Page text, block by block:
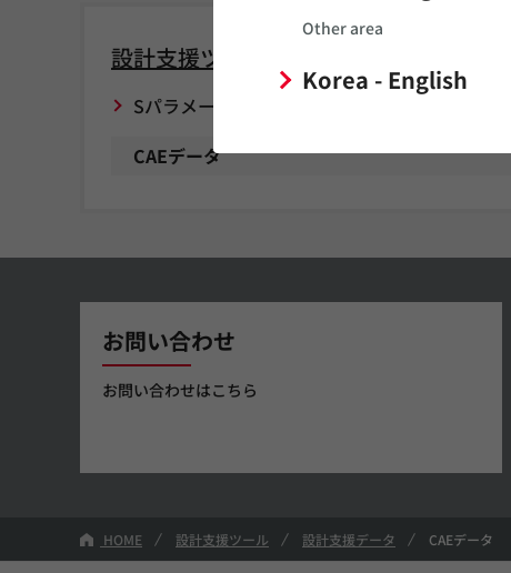
Other area
Korea - English
設計支援ツール
Sパラメータ
CAEデータ
お問い合わせ
お問い合わせはこちら
HOME 設計支援ツール 設計支援データ CAEデータ